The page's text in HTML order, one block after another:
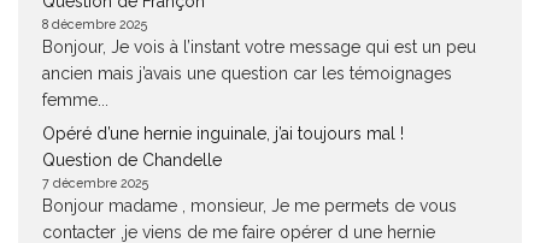
8 décembre 2025
Bonjour, Je vois à l’instant votre message qui est un peu
ancien mais j’avais une question car les témoignages
femme...
Opéré d’une hernie inguinale, j’ai toujours mal !
Question de Chandelle
7 décembre 2025
Bonjour madame , monsieur, Je me permets de vous
contacter ,je viens de me faire opérer d une hernie